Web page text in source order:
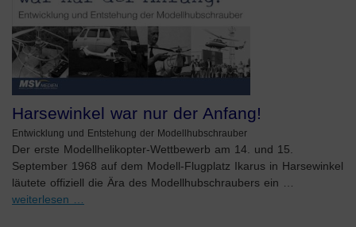
Harsewinkel war nur der Anfang!
Entwicklung und Entstehung der Modellhubschrauber
Der erste Modellhelikopter-Wettbewerb am 14. und 15.
September 1968 auf dem Modell-Flugplatz Ikarus in Harsewinkel
läutete offiziell die Ära des Modellhubschraubers ein …
weiterlesen …